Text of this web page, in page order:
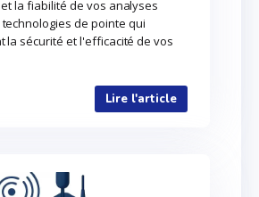
la fiabilité de vos analyses
technologies de pointe qui
la sécurité et l'efficacité de vos
Lire l'article